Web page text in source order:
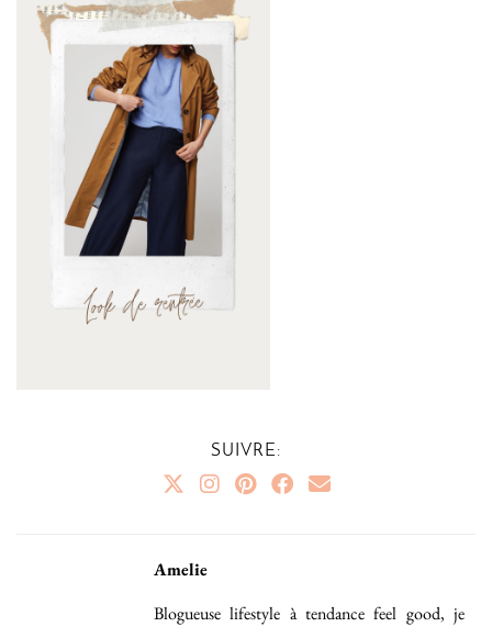
SUIVRE:
Amelie
Blogueuse lifestyle à tendance feel good, je